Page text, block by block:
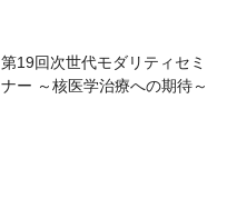
第19回次世代モダリティセミ
ナー ～核医学治療への期待～